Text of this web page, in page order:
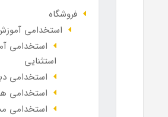
فروشگاه
استخدامی
استخدامی
استثنایی
استخدامی
استخدامی
استخدامی